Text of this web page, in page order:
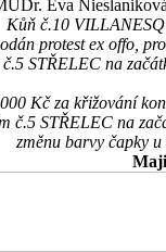
Eva
Kůň č.10
protest ex offo,
STŘELEC na
Kč za křižování
č.5 STŘELEC na
změnu barvy čapky